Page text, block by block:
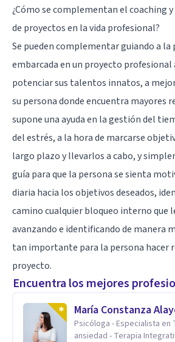
¿Cómo se complementan el coaching
de proyectos en la vida profesional?
Se pueden complementar guiando a la
embarcada en un proyecto profesional
potenciar sus talentos innatos, a
su persona donde encuentra mayores
supone una ayuda en lagestión del
del estrés, a la hora de marcarse
largo plazo y llevarlos a cabo, y
guía para que la persona se sienta
diaria hacia los objetivos deseados,
camino cualquier bloqueo interno que
avanzando e identificando de manera
tan importante para la persona hacer
proyecto.
Encuentra los mejores
María Constanza
Psicóloga - Especialista en
ansiedad - Terapia